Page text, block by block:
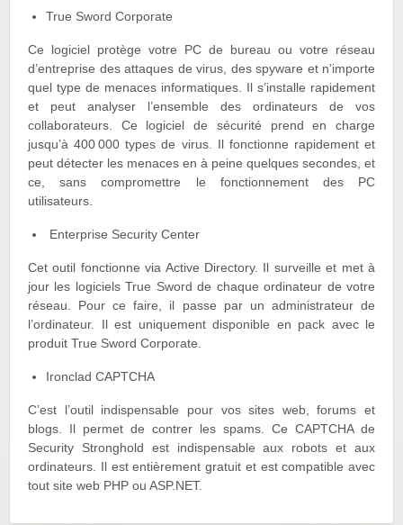
True Sword Corporate
Ce logiciel protège votre PC de bureau ou votre réseau
d’entreprise des attaques de virus, des spyware et n’importe
quel type de menaces informatiques. Il s’installe rapidement
et peut analyser l’ensemble des ordinateurs de vos
collaborateurs. Ce logiciel de sécurité prend en charge
jusqu’à 400 000 types de virus. Il fonctionne rapidement et
peut détecter les menaces en à peine quelques secondes, et
ce, sans compromettre le fonctionnement des PC
utilisateurs.
Enterprise Security Center
Cet outil fonctionne via Active Directory. Il surveille et met à
jour les logiciels True Sword de chaque ordinateur de votre
réseau. Pour ce faire, il passe par un administrateur de
l’ordinateur. Il est uniquement disponible en pack avec le
produit True Sword Corporate.
Ironclad CAPTCHA
C’est l’outil indispensable pour vos sites web, forums et
blogs. Il permet de contrer les spams. Ce CAPTCHA de
Security Stronghold est indispensable aux robots et aux
ordinateurs. Il est entièrement gratuit et est compatible avec
tout site web PHP ou ASP.NET.